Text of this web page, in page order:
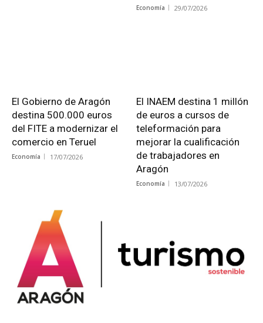
Economía 29/07/2026
El Gobierno de Aragón
destina 500.000 euros
del FITE a modernizar el
comercio en Teruel
Economía 17/07/2026
El INAEM destina 1 millón
de euros a cursos de
teleformación para
mejorar la cualificación
de trabajadores en
Aragón
Economía 13/07/2026